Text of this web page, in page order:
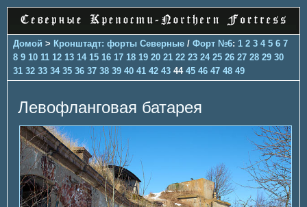
Домой > Кронштадт: форты Северные / Форт №6: 1 2 3 4 5 6 7
8 9 10 11 12 13 14 15 16 17 18 19 20 21 22 23 24 25 26 27 28 29 30
31 32 33 34 35 36 37 38 39 40 41 42 43 44 45 46 47 48 49
Левофланговая батарея